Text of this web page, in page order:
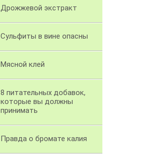
Дрожжевой экстракт
Сульфиты в вине опасны
Мясной клей
8 питательных добавок,
которые вы должны
принимать
Правда о бромате калия